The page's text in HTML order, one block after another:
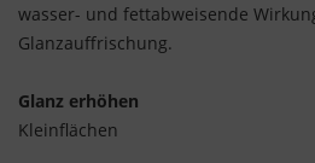
wasser- und fettabweisende
Glanzauffrischung.
Glanz erhöhen
Kleinflächen